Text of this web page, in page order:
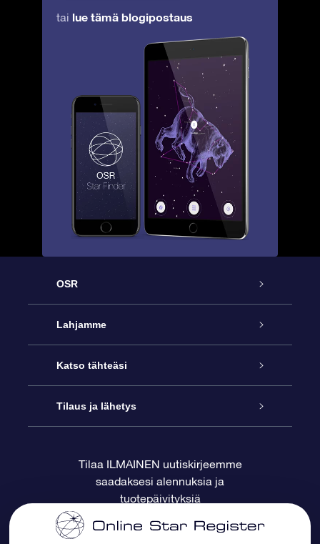
tai lue tämä blogipostaus
OSR
Palvelu
Ota meihin yhteyttä
Blogi
Arvostelut
Lahjamme
Online Star -lahja
OSR-lahjapakkaus
OSR-lahjakortti
Yrityslahjat
Katso tähteäsi
Star Register
Henkilökohtainen Tähtisivu
One Million Stars
Tilaus ja lähetys
Maksutiedot
Toimitustiedot
Tilaa ILMAINEN uutiskirjeemme
saadaksesi alennuksia ja
tuotepäivityksiä